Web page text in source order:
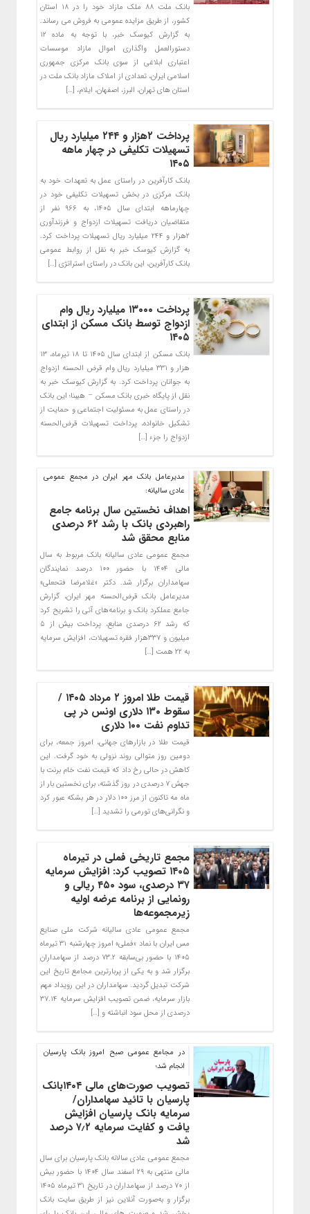
بانک ملت ۸۸ ملک مازاد خود را در ۱۸ استان
کشور، از طریق مزایده عمومی به فروش می رساند.
به گزارش کیوسک خبر، با توجه به ماده ۱۲
دستورالعمل واگذاری اموال مازاد موسسات
اعتباری ابلاغی از سوی بانک مرکزی جمهوری
اسلامی ایران، تعدادی از املاک مازاد بانک ملت در
استان های تهران، البرز، اصفهان، ایلام، […]
پرداخت ۲هزار و ۲۴۴ میلیارد ریال
تسهیلات تکلیفی در چهار ماهه
۱۴۰۵
بانک کارآفرین در راستای عمل به تعهدات خود به
بانک مرکزی در بخش تسهیلات تکلیفی خود در
چهارماهه ابتدای سال ۱۴۰۵، به ۹۶۶ نفر از
متقاضیان دریافت تسهیلات ازدواج و فرزندآوری
۲هزار و ۲۴۴ میلیارد ریال تسهیلات پرداخت کرد.
به گزارش کیوسک خبر به نقل از روابط عمومی
بانک کارآفرین، این بانک در راستای استراتژی […]
پرداخت ۱۳۰۰۰ میلیارد ریال وام
ازدواج توسط بانک مسکن از ابتدای
۱۴۰۵
بانک مسکن از ابتدای سال ۱۴۰۵ تا ۱۸ تیرماه، ۱۳
هزار و ۳۳۱ میلیارد ریال وام قرض الحسنه ازدواج
به جوانان پرداخت کرد. به گزارش کیوسک خبر به
نقل از پایگاه خبری بانک مسکن – هیبنا؛ این بانک
در راستای عمل به مسئولیت اجتماعی و حمایت از
تشکیل خانواده، پرداخت تسهیلات قرض‌الحسنه
ازدواج را جزء […]
مدیرعامل بانک مهر ایران در مجمع عمومی
عادی سالیانه:
اهداف نخستین سال برنامه جامع
راهبردی بانک با رشد ۶۲ درصدی
منابع محقق شد
مجمع عمومی عادی سالیانه بانک مربوط به سال
مالی ۱۴۰۴ با حضور ۱۰۰ درصد نمایندگان
سهامداران برگزار شد. دکتر «غلامرضا فتحعلی»
مدیرعامل بانک قرض‌الحسنه مهر ایران، گزارش
جامع عملکرد بانک و برنامه‌های آتی را تشریح کرد
که رشد ۶۲ درصدی منابع، پرداخت بیش از ۵
میلیون و ۳۳۷هزار فقره تسهیلات، افزایش سرمایه
به ۲۲ همت […]
قیمت طلا امروز ۲ مرداد ۱۴۰۵ /
سقوط ۱۳۰ دلاری اونس در پی
تداوم نفت ۱۰۰ دلاری
قیمت طلا در بازارهای جهانی، امروز جمعه، برای
دومین روز متوالی روند نزولی به خود گرفت. این
کاهش در حالی رخ داد که قیمت نفت خام برنت با
جهش ۷ درصدی در روز گذشته، برای نخستین بار از
ماه مه تاکنون از مرز ۱۰۰ دلار در هر بشکه عبور کرد
و نگرانی‌های تورمی را تشدید […]
مجمع تاریخی فملی در تیرماه
۱۴۰۵ تصویب کرد: افزایش سرمایه
۳۷ درصدی، سود ۴۵۰ ریالی و
رونمایی از برنامه عرضه اولیه
زیرمجموعه‌ها
مجمع عمومی عادی سالیانه شرکت ملی صنایع
مس ایران با نماد «فملی» امروز چهارشنبه ۳۱ تیرماه
۱۴۰۵ با حضور بی‌سابقه ۷۳.۲ درصد از سهامداران
برگزار شد و به یکی از پربارترین مجامع تاریخ این
شرکت تبدیل گردید. سهامداران در این رویداد مهم
بازار سرمایه، ضمن تصویب افزایش سرمایه ۳۷.۱۴
درصدی از محل سود انباشته و […]
در مجامع عمومی صبح امروز بانک پارسیان
انجام شد؛
تصویب صورت‌های مالی ۱۴۰۴بانک
پارسیان با تائید سهامداران/
سرمایه بانک پارسیان افزایش
یافت و کفایت سرمایه ۷٫۲ درصد
شد
مجمع عمومی عادی سالانه بانک پارسیان برای سال
مالی منتهی به ۲۹‌ اسفند سال ۱۴۰۴ با حضور بیش
از ۷۰ درصد از سهامداران در تاریخ ۳۱ تیرماه ‌۱۴۰۵
برگزار و به‌صورت آنلاین نیز از طریق سایت بانک